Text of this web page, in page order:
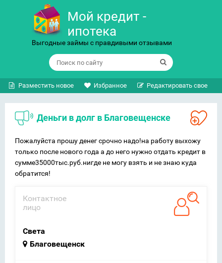
Мой кредит -
ипотека
Выгодные займы с правдивыми отзывами
Разместить новое Избранное Редактировать свое
Деньги в долг в Благовещенске
Пожалуйста прошу денег срочно надо!на работу выхожу
только после нового года а до него нужно отдать кредит в
сумме35000тыс.руб.нигде не могу взять и не знаю куда
обратится!
Контактное
лицо
Света
Благовещенск